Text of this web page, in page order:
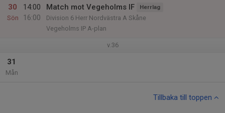
30
Sön
14:00
16:00
Match mot Vegeholms IF Herrlag
Division 6 Herr Nordvästra A Skåne
Vegeholms IP A-plan
v.36
31
Mån
Tillbaka till toppen